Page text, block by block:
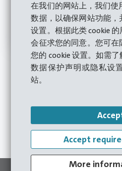
在我们的网站上，我们使
数据，以确保网站功能
设置。根据此类 cookie
会征求您的同意。您可
您的 cookie 设置。如需
数据保护声明或隐私设
站。
Accept
More
至联系表格